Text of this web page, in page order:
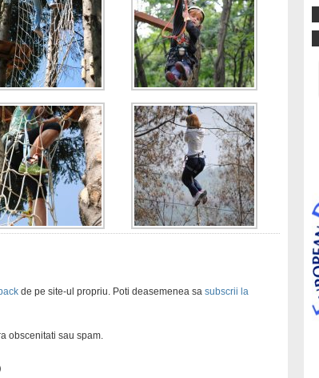
de pe site-ul propriu. Poti deasemenea sa subscrii la
obscenitati sau spam.